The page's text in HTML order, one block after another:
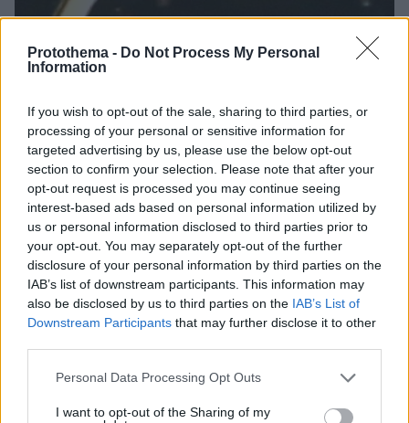
Protothema - Do Not Process My Personal
Information
If you wish to opt-out of the sale, sharing to third parties, or
processing of your personal or sensitive information for
targeted advertising by us, please use the below opt-out
section to confirm your selection. Please note that after your
opt-out request is processed you may continue seeing
interest-based ads based on personal information utilized by
us or personal information disclosed to third parties prior to
your opt-out. You may separately opt-out of the further
disclosure of your personal information by third parties on the
IAB’s list of downstream participants. This information may
also be disclosed by us to third parties on the IAB’s List of
Downstream Participants that may further disclose it to other
Please note that this website/app uses one or more Google
not limited to your visit or usage behaviour. You may click to
Personal Data Processing Opt Outs
I want to opt-out of the Sharing of my
για την επίθεση στη Marfin, δείτε βίντεο και
φωτογραφίες
06.08.2026, 23:17